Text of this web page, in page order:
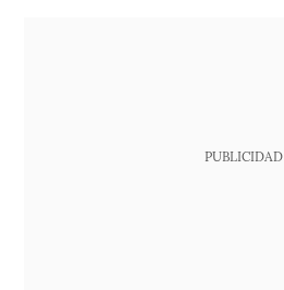
PUBLICIDAD